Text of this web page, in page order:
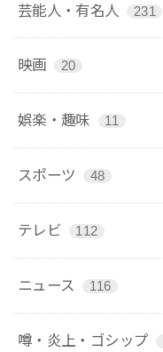
芸能人・有名人 231
映画 20
娯楽・趣味 11
スポーツ 48
テレビ 112
ニュース 116
噂・炎上・ゴシップ